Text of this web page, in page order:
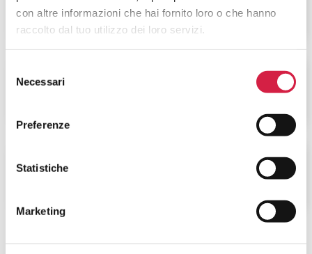
con altre informazioni che hai fornito loro o che hanno
raccolto dal tuo utilizzo dei loro servizi.
delNecessari
Preferenze
Statistiche
Marketing
DIETOLOGIA